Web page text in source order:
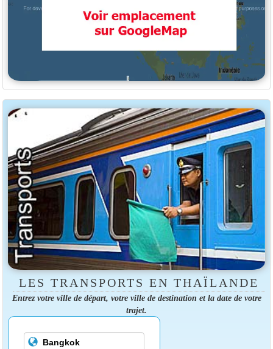
LES TRANSPORTS EN THAÏLANDE
Entrez votre ville de départ, votre ville de destination et la date de votre
trajet.